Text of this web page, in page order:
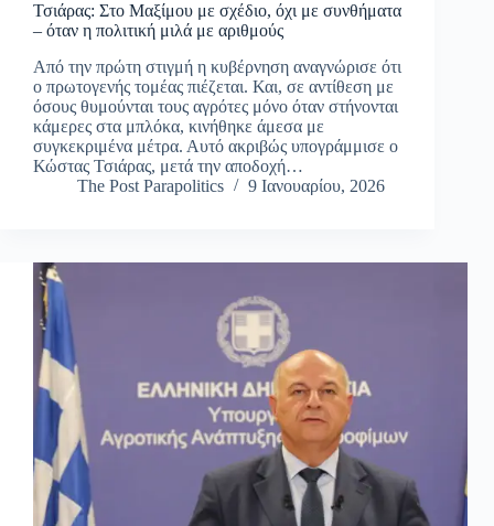
Τσιάρας: Στο Μαξίμου με σχέδιο, όχι με συνθήματα
– όταν η πολιτική μιλά με αριθμούς
Από την πρώτη στιγμή η κυβέρνηση αναγνώρισε ότι
ο πρωτογενής τομέας πιέζεται. Και, σε αντίθεση με
όσους θυμούνται τους αγρότες μόνο όταν στήνονται
κάμερες στα μπλόκα, κινήθηκε άμεσα με
συγκεκριμένα μέτρα. Αυτό ακριβώς υπογράμμισε ο
Κώστας Τσιάρας, μετά την αποδοχή…
The Post Parapolitics
9 Ιανουαρίου, 2026